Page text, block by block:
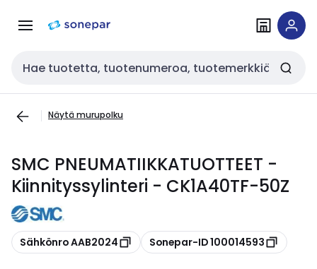
navigointiinsisältöön
Haku
Näytä murupolku
SMC PNEUMATIIKKATUOTTEET -
Kiinnityssylinteri - CK1A40TF-50Z
Kopioi
Sähkönro AAB2024 Kopioi
Sonepar-ID 100014593